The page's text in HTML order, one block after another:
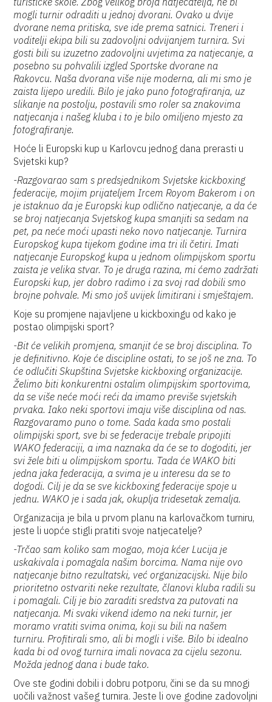
mogli turnir odraditi u jednoj dvorani. Ovako u dvije
dvorane nema pritiska, sve ide prema satnici. Treneri i
voditelji ekipa bili su zadovoljni odvijanjem turnira. Svi
gosti bili su izuzetno zadovoljni uvjetima za natjecanje, a
posebno su pohvalili izgled Sportske dvorane na
Rakovcu. Naša dvorana više nije moderna, ali mi smo je
zaista lijepo uredili. Bilo je jako puno fotografiranja, uz
slikanje na postolju, postavili smo roler sa znakovima
natjecanja i našeg kluba i to je bilo omiljeno mjesto za
fotografiranje.
Hoće li Europski kup u Karlovcu jednog dana prerasti u
Svjetski kup?
-Razgovarao sam s predsjednikom Svjetske kickboxing
federacije, mojim prijateljem Ircem Royom Bakerom i on
je istaknuo da je Europski kup odlično natjecanje, a da će
se broj natjecanja Svjetskog kupa smanjiti sa sedam na
pet, pa neće moći upasti neko novo natjecanje. Turnira
Europskog kupa tijekom godine ima tri ili četiri. Imati
natjecanje Europskog kupa u jednom olimpijskom sportu
zaista je velika stvar. To je druga razina, mi ćemo zadržati
Europski kup, jer dobro radimo i za svoj rad dobili smo
brojne pohvale. Mi smo još uvijek limitirani i smještajem.
Koje su promjene najavljene u kickboxingu od kako je
postao olimpijski sport?
-Bit će velikih promjena, smanjit će se broj disciplina. To
je definitivno. Koje će discipline ostati, to se još ne zna. To
će odlučiti Skupština Svjetske kickboxing organizacije.
Želimo biti konkurentni ostalim olimpijskim sportovima,
da se više neće moći reći da imamo previše svjetskih
prvaka. Iako neki sportovi imaju više disciplina od nas.
Razgovaramo puno o tome. Sada kada smo postali
olimpijski sport, sve bi se federacije trebale pripojiti
WAKO federaciji, a ima naznaka da će se to dogoditi, jer
svi žele biti u olimpijskom sportu. Tada će WAKO biti
jedna jaka federacija, a svima je u interesu da se to
dogodi. Cilj je da se sve kickboxing federacije spoje u
jednu. WAKO je i sada jak, okuplja tridesetak zemalja.
Organizacija je bila u prvom planu na karlovačkom turniru,
jeste li uopće stigli pratiti svoje natjecatelje?
-Trčao sam koliko sam mogao, moja kćer Lucija je
uskakivala i pomagala našim borcima. Nama nije ovo
natjecanje bitno rezultatski, već organizacijski. Nije bilo
prioritetno ostvariti neke rezultate, članovi kluba radili su
i pomagali. Cilj je bio zaraditi sredstva za putovati na
natjecanja. Mi svaki vikend idemo na neki turnir, jer
moramo vratiti svima onima, koji su bili na našem
turniru. Profitirali smo, ali bi mogli i više. Bilo bi idealno
kada bi od ovog turnira imali novaca za cijelu sezonu.
Možda jednog dana i bude tako.
Ove ste godini dobili i dobru potporu, čini se da su mnogi
uočili važnost vašeg turnira. Jeste li ove godine zadovoljni